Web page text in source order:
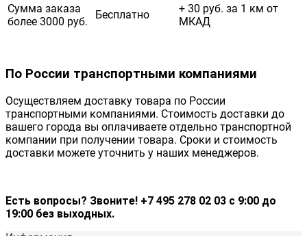
Сумма заказа
более 3000 руб.
Бесплатно
+ 30 руб. за 1 км от
МКАД
По России транспортными компаниями
Осуществляем доставку товара по России
транспортными компаниями. Стоимость доставки до
вашего города вы оплачиваете отдельно транспортной
компании при получении товара. Сроки и стоимость
доставки можете уточнить у наших менеджеров.
Есть вопросы? Звоните! +7 495 278 02 03 с 9:00 до
19:00 без выходных.